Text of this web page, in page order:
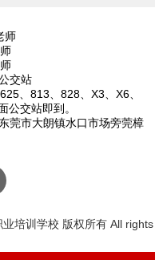
师
交站
、813、828、X3、X6、
公交站即到。
莞市大朗镇水口市场旁莞樟
培训学校 版权所有 All rights